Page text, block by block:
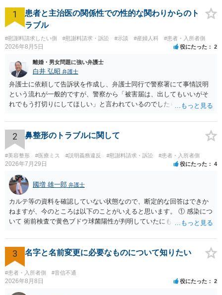
1
患者と主治医の関係性での性的な関わりからのト
ラブル
#慰謝料請求したい側 #慰謝料請求・訴訟 #示談 #産婦人科 #患者・入所者側
2026年8月5日 役にたった 2
離婚・男女問題に強い弁護士
白井 弘昭 弁護士
弁護士に依頼して告訴状を作成し、弁護士同行で警察署にて事情説明
という流れが一般的ですが、警察から「被害届は、出してもいいがそ
れでもう打切りにしてほしい」と言われているのでしたら、あまり結
検察庁に訴えるのもありかもしれないですが、実際に捜査をするの
は、結局所轄だと思われますので、やはり結論は変わらないかもしれ
ないです。 一度、最寄りの「刑事に強い」とうたっている弁護士に相
談してみてはいかがでしょうか。 以上、ご参考まで。
2 鼻整形のトラブルに関して
#美容整形 #医療ミス #説明義務違反 #慰謝料請求・訴訟 #患者・入所者側
2026年7月29日 役にたった 4
國増 雄一郎 弁護士
カルテ等の資料を確認していない状態なので、断定的な回答はできか
ねますが、今のところは以下のことがいえると思います。 ① 感染につ
いて 術前検査で黄色ブドウ球菌陽性が判明していたにもかかわらず、
的な医療水準に照らして相当でないと判断された場合には、相手方の
過失が認められる可能性があります。 当時の標準的な医療水準につい
ては、リサーチの必要性があると思います。 ② 肋軟骨採取について
仮に左右でリスクが著しくことなるという事実が立証できるのであれ
ば、それに関する説明や選択の機会が与えられなかったことは、説明
義務違反にあたり、慰謝料が請求できる可能性があります。 ③ 鼻孔縁
3 名字と名前変更に必要なものについて知りたい
#患者・入所者側 #音信不通
2026年8月8日 役にたった 2